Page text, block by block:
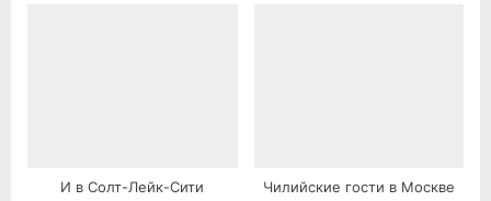
И в Солт-Лейк-Сити
Чилийские гости в Москве